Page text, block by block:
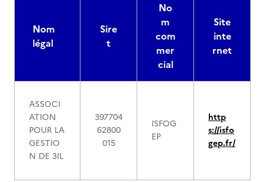
Nom
légal
Sire
t
No
m
com
mer
cial
Site
inte
rnet
ASSOCI
ATION
POUR LA
GESTIO
N DE 3IL
397704
62800
015
ISFOG
EP
http
s://isfo
gep.fr/